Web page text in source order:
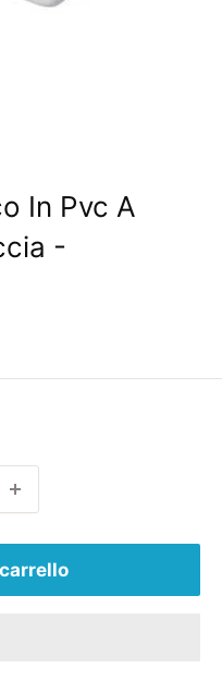
In Pvc A
-